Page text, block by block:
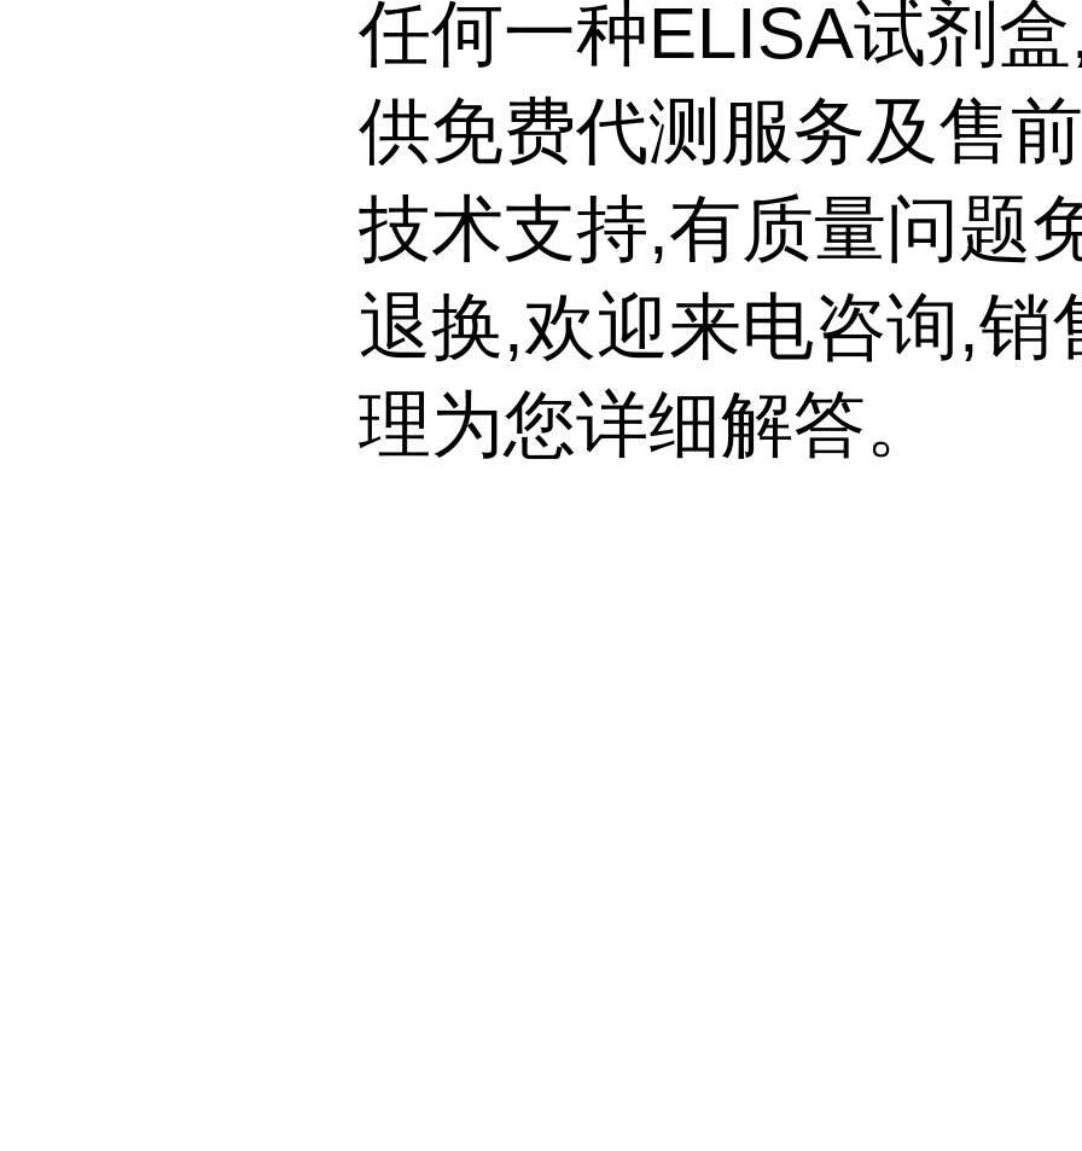
任何一种ELISA试剂
供免费代测服务及售
技术支持,有质量问题
退换,欢迎来电咨询,销
理为您详细解答。